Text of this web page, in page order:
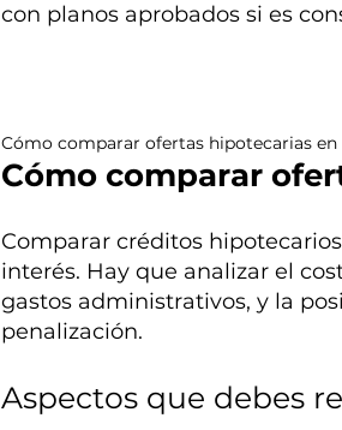
Cómo comparar ofertas hipotecarias en
Cómo comparar
Comparar créditos
interés. Hay que analizar el
gastos administrativos, y la
penalización.
Aspectos que debes
con planos aprobados si es